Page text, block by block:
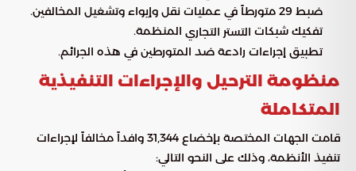
ضبط 29 متورطاً في عمليات نقل وإيواء وتشغيل المخالفين.
تفكيك شبكات التستر التجاري المنظمة.
تطبيق إجراءات رادعة ضد المتورطين في هذه الجرائم.
منظومة الترحيل والإجراءات التنفيذية
المتكاملة
قامت الجهات المختصة بإخضاع 31,344 وافداً مخالفاً لإجراءات
تنفيذ الأنظمة، وذلك على النحو التالي: